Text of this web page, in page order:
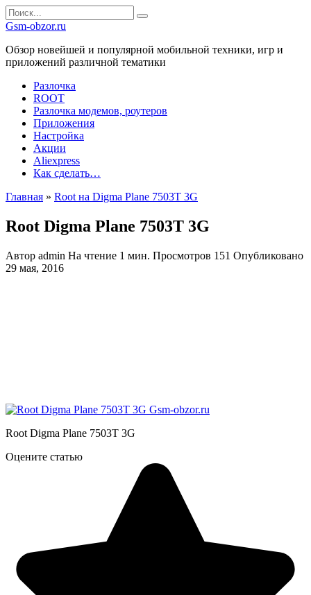
Перейти
к
Search
for:
Gsm-obzor.ru
Обзор новейшей и популярной мобильной техники, игр и
приложений различной тематики
Разлочка
ROOT
Разлочка модемов, роутеров
Приложения
Настройка
Акции
Aliexpress
Как сделать…
Главная » Root на Digma Plane 7503T 3G
Root Digma Plane 7503T 3G
Автор admin На чтение 1 мин. Просмотров 151 Опубликовано
29 мая, 2016
Root Digma Plane 7503T 3G
Оцените статью